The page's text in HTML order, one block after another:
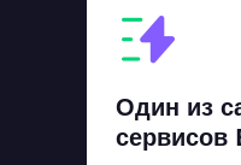
Один из
сервисов